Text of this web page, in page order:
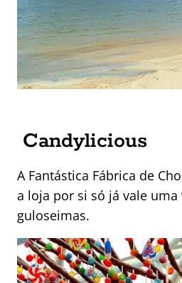
Candylicious
A Fantástica Fábrica de
a loja por si só já vale
guloseimas.